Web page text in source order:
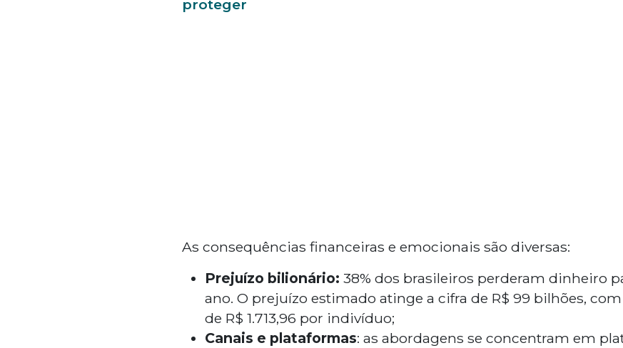
proteger
As consequências financeiras e emocionais são diversas:
Prejuízo bilionário: 38% dos brasileiros perderam dinheiro
ano. O prejuízo estimado atinge a cifra de R$ 99 bilhões,
de R$ 1.713,96 por indivíduo;
Canais e plataformas: as abordagens se concentram em